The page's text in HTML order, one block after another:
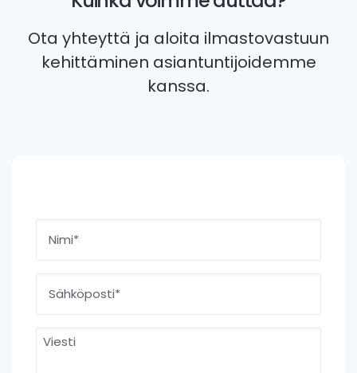
Ota yhteyttä ja aloita ilmastovastuun
kehittäminen asiantuntijoidemme
kanssa.
Viesti